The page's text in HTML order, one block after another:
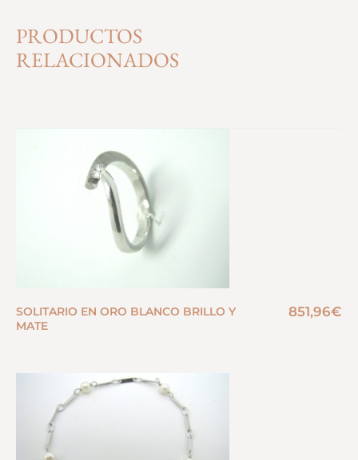
PRODUCTOS
RELACIONADOS
SOLITARIO EN ORO BLANCO BRILLO Y
MATE
851,96€